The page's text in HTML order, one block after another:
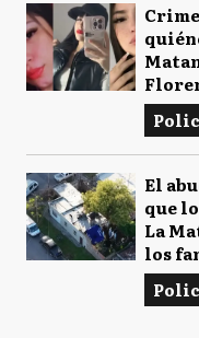
El
que
La
los